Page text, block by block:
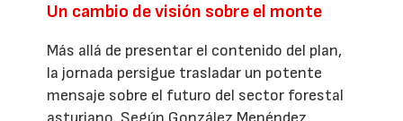
Un cambio de visión sobre el monte
Más allá de presentar el contenido del plan,
la jornada persigue trasladar un potente
mensaje sobre el futuro del sector forestal